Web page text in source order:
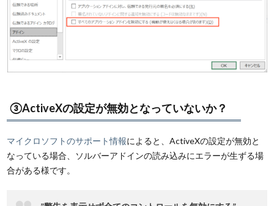
③ActiveXの設定が無効となっていないか？
マイクロソフトのサポート情報によると、ActiveXの設定が無効と
なっている場合、ソルバーアドインの読み込みにエラーが生ずる場
合がある様です。